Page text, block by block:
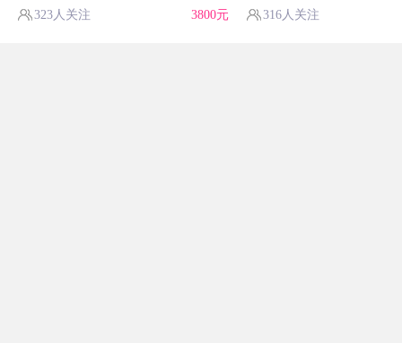
续展323人关注 3800元
316人关注